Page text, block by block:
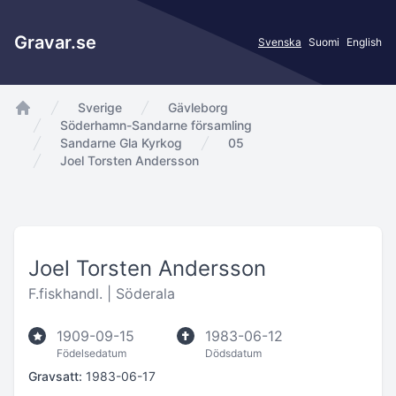
Gravar.se Svenska Suomi English
app.Start
Sverige
Gävleborg
Söderhamn-Sandarne församling
Sandarne Gla Kyrkog
05
Joel Torsten Andersson
Joel Torsten Andersson
F.fiskhandl. | Söderala
1909-09-15
Födelsedatum
1983-06-12
Dödsdatum
Gravsatt: 1983-06-17